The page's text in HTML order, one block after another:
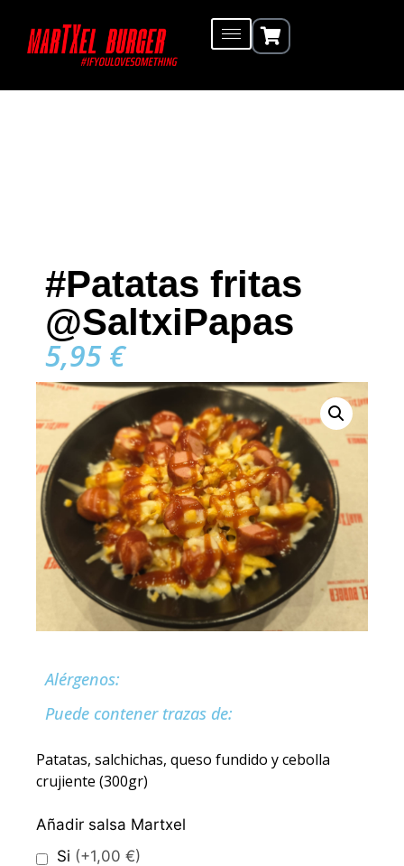
#Patatas fritas
@SaltxiPapas
5,95 €
Alérgenos:
Puede contener trazas de:
Patatas, salchichas, queso fundido y cebolla
crujiente (300gr)
Añadir salsa Martxel
Si (+1,00 €)